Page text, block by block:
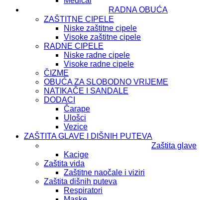
RADNA OBUĆA
ZAŠTITNE CIPELE
Niske zaštitne cipele
Visoke zaštitne cipele
RADNE CIPELE
Niske radne cipele
Visoke radne cipele
ČIZME
OBUĆA ZA SLOBODNO VRIJEME
NATIKAČE I SANDALE
DODACI
Čarape
Ulošci
Vezice
ZAŠTITA GLAVE I DIŠNIH PUTEVA
Zaštita glave
Kacige
Zaštita vida
Zaštitne naočale i viziri
Zaštita dišnih puteva
Respiratori